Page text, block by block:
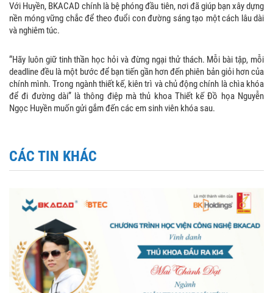
Với Huyền, BKACAD chính là bệ phóng đầu tiên, nơi đã giúp bạn xây dựng
nền móng vững chắc để theo đuổi con đường sáng tạo một cách lâu dài
và nghiêm túc.
“Hãy luôn giữ tinh thần học hỏi và đừng ngại thử thách. Mỗi bài tập, mỗi
deadline đều là một bước để bạn tiến gần hơn đến phiên bản giỏi hơn của
chính mình. Trong ngành thiết kế, kiên trì và chủ động chính là chìa khóa
để đi đường dài” là thông điệp mà thủ khoa Thiết kế Đồ họa Nguyễn
Ngọc Huyền muốn gửi gắm đến các em sinh viên khóa sau.
CÁC TIN KHÁC